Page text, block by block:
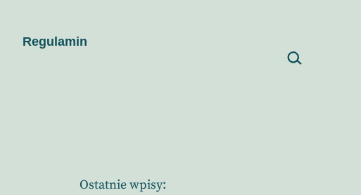
Regulamin
Szukaj…
Ostatnie wpisy: